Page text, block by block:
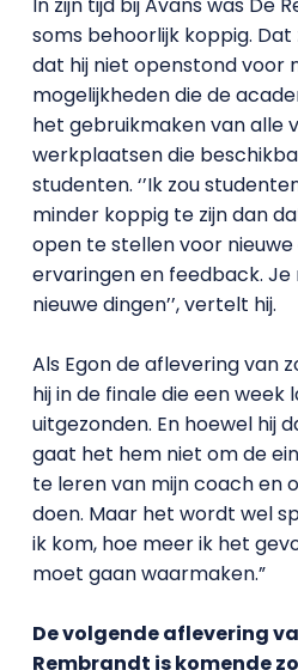
In zijn tijd bij Avans was De
soms behoorlijk koppig.
dat hij niet openstond voor
mogelijkheden die de
het gebruikmaken van alle
werkplaatsen die
studenten. ‘’Ik zou
minder koppig te zijn dan
open te stellen voor
ervaringen en feedback.
nieuwe dingen’’, vertelt hij.
Als Egon de aflevering van
hij in de finale die een
uitgezonden. En hoewel hij
gaat het hem niet om de
te leren van mijn coach en
doen. Maar het wordt wel
ik kom, hoe meer ik het
moet gaan waarmaken.”
De volgende aflevering
Rembrandt is komende